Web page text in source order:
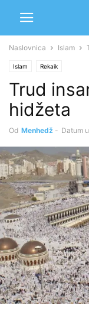
Naslovnica Islam
Islam Rekaik
Trud
hidžeta
Od Menhedž - Datum